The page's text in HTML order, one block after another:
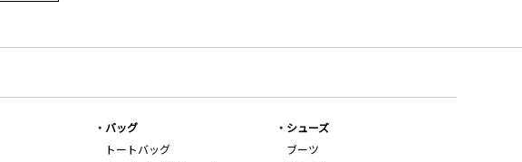
バッグ
トートバッグ
シューズ
ブーツ